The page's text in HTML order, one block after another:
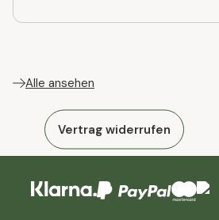
Alle ansehen
Vertrag widerrufen